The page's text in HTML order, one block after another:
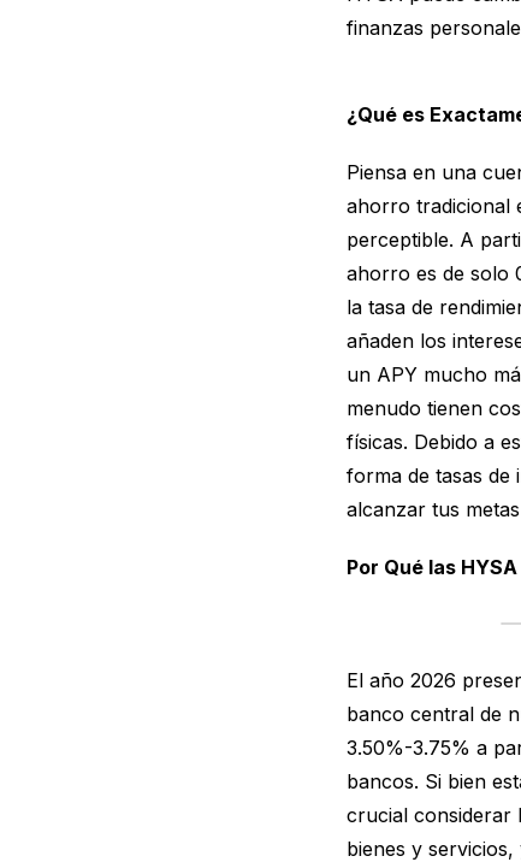
finanzas
¿Qué es
Piensa en una
ahorro tradicional
perceptible. A
ahorro es de solo
la tasa de
añaden los
un APY mucho
menudo tienen
físicas. Debido a
forma de tasas de
alcanzar tus
Por Qué las
El año 2026
banco central de
3.50%-3.75% a
bancos. Si bien
crucial considerar
bienes y